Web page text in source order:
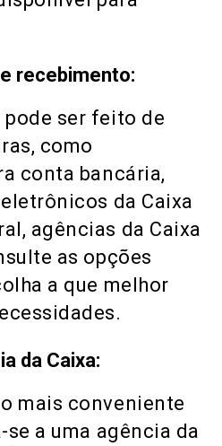
recebimento:
pode ser feito de
como
conta bancária,
da Caixa
agências da Caixa
as opções
a que melhor
da Caixa:
mais conveniente
a uma agência da